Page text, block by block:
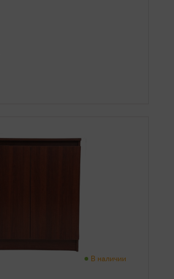
В наличии